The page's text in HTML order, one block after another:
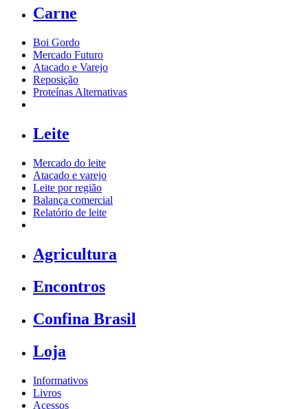
Carne
Boi Gordo
Mercado Futuro
Atacado e Varejo
Reposição
Proteínas Alternativas
Leite
Mercado do leite
Atacado e varejo
Leite por região
Balança comercial
Relatório de leite
Agricultura
Encontros
Confina Brasil
Loja
Informativos
Livros
Acessos